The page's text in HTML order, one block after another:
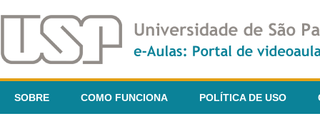
SOBRE COMO FUNCIONA POLÍTICA DE USO